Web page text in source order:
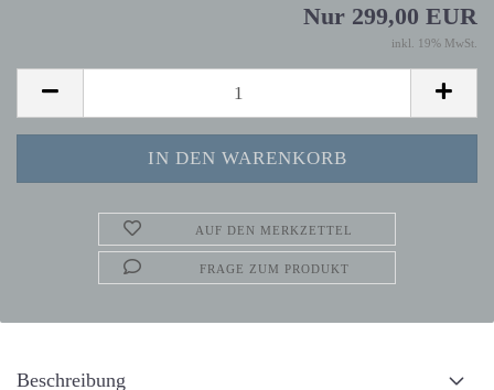
Nur 299,00 EUR
inkl. 19% MwSt.
AUF DEN MERKZETTEL
FRAGE ZUM PRODUKT
Beschreibung